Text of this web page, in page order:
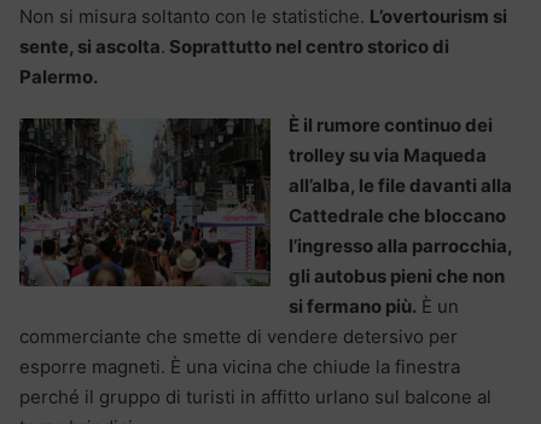
Non si misura soltanto con le statistiche. L’overtourism si
sente, si ascolta. Soprattutto nel centro storico di
Palermo.
È il rumore continuo dei
trolley su via Maqueda
all’alba, le file davanti alla
Cattedrale che bloccano
l’ingresso alla parrocchia,
gli autobus pieni che non
si fermano più. È un
commerciante che smette di vendere detersivo per
esporre magneti. È una vicina che chiude la finestra
perché il gruppo di turisti in affitto urlano sul balcone al